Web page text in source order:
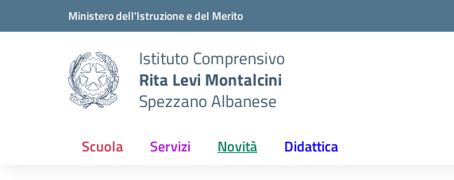
Vai ai contenuti
Vai al menu di navigazioneMinistero dell'Istruzione e del Merito
Istituto Comprensivo
Rita Levi Montalcini
Spezzano Albanese
Scuola Servizi Novità Didattica